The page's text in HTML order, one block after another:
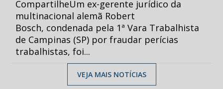
CompartilheUm ex-gerente jurídico da
multinacional alemã Robert
Bosch, condenada pela 1ª Vara Trabalhista
de Campinas (SP) por fraudar perícias
trabalhistas, foi...
VEJA MAIS NOTÍCIAS